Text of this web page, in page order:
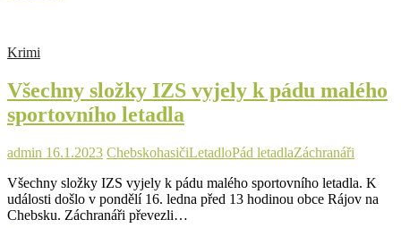
zemřel
Krimi
Všechny složky IZS vyjely k pádu malého
sportovního letadla
admin 16.1.2023 ChebskohasičiLetadloPád letadlaZáchranáři
Všechny složky IZS vyjely k pádu malého sportovního letadla. K
události došlo v pondělí 16. ledna před 13 hodinou obce Rájov na
Chebsku. Záchranáři převezli…